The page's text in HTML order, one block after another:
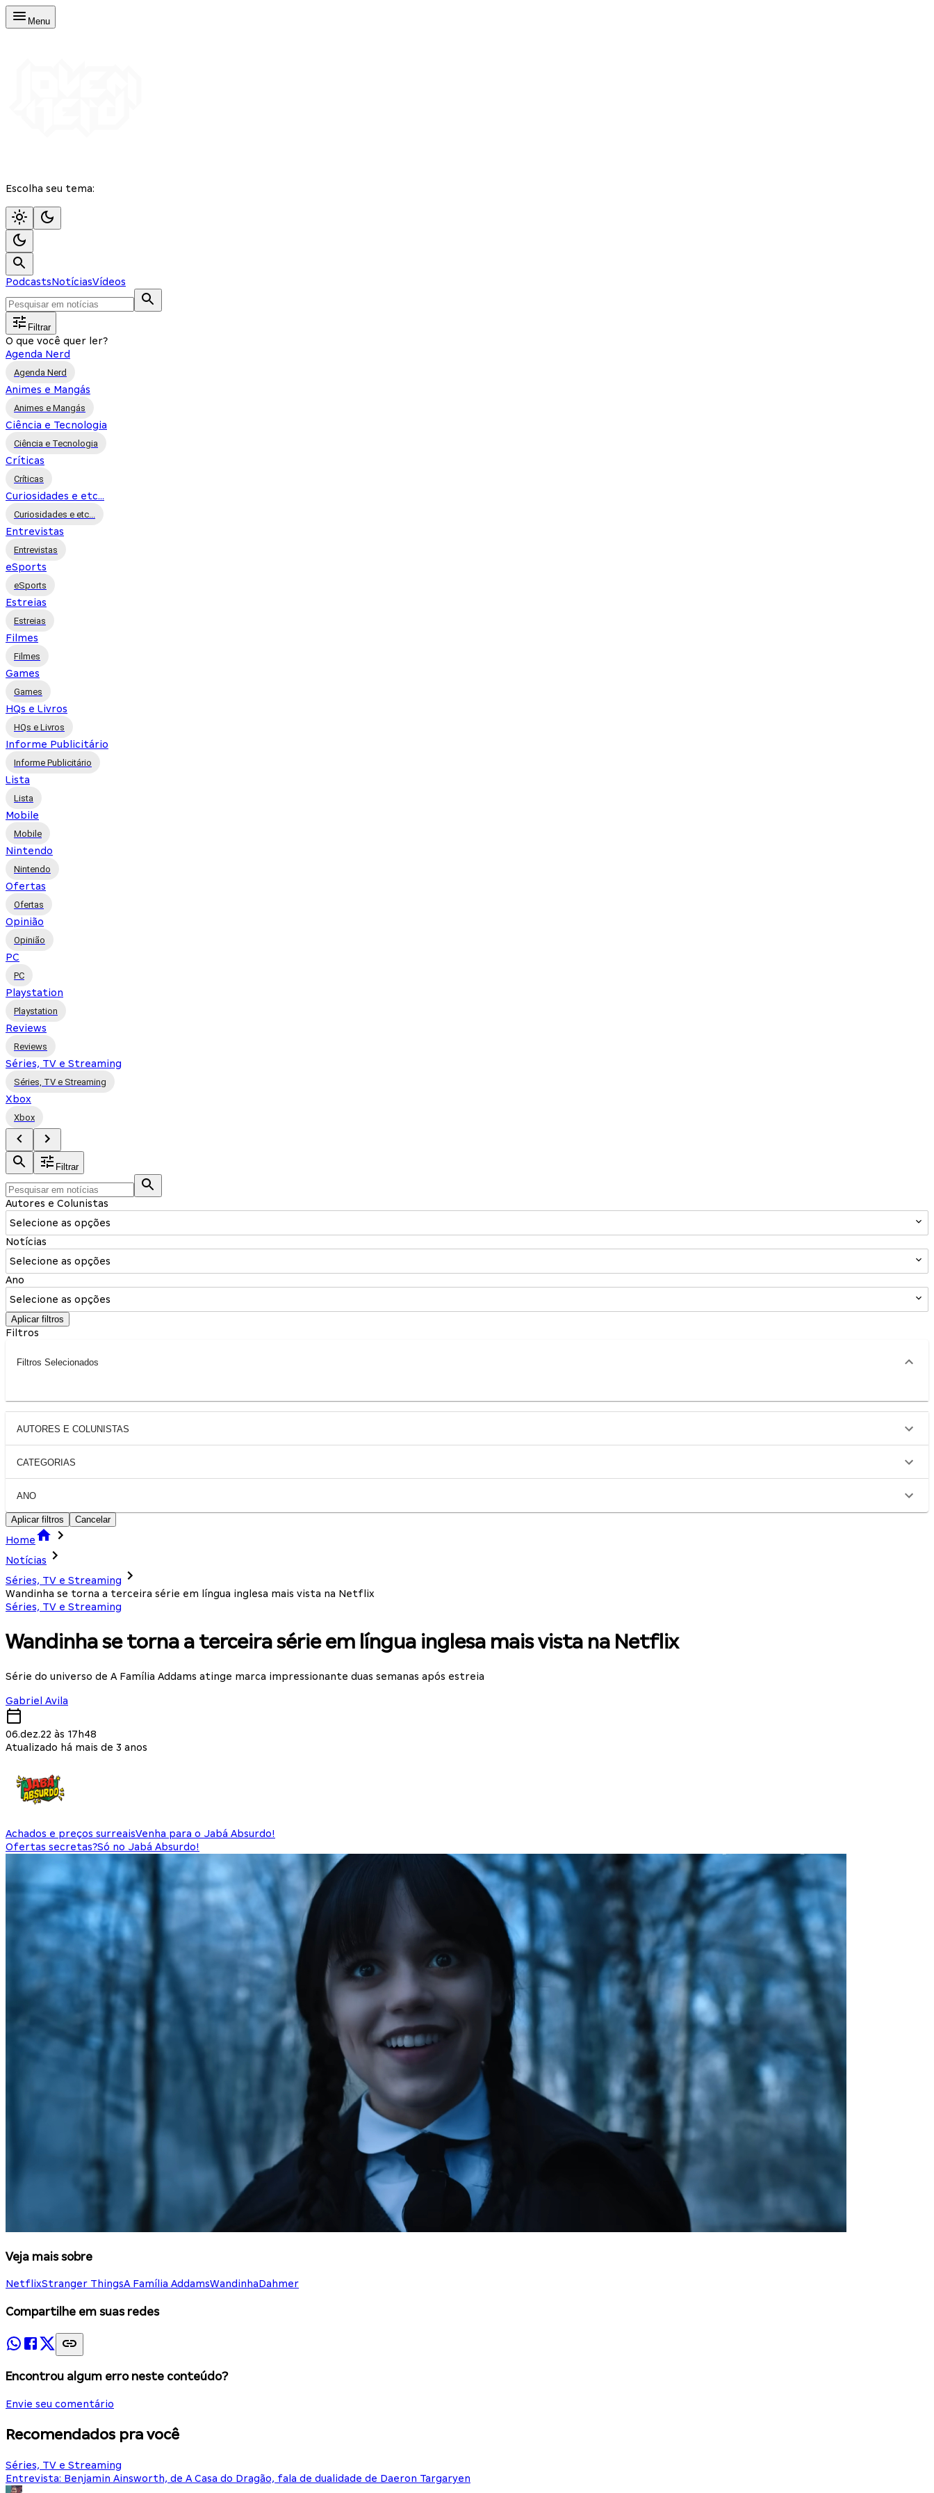
Menu
Escolha seu tema:
PodcastsNotíciasVídeos
Filtrar
O que você quer ler?
Agenda Nerd
Agenda Nerd
Animes e Mangás
Animes e Mangás
Ciência e Tecnologia
Ciência e Tecnologia
Críticas
Críticas
Curiosidades e etc...
Curiosidades e etc...
Entrevistas
Entrevistas
eSports
eSports
Estreias
Estreias
Filmes
Filmes
Games
Games
HQs e Livros
HQs e Livros
Informe Publicitário
Informe Publicitário
Lista
Lista
Mobile
Mobile
Nintendo
Nintendo
Ofertas
Ofertas
Opinião
Opinião
PC
PC
Playstation
Playstation
Reviews
Reviews
Séries, TV e Streaming
Séries, TV e Streaming
Xbox
Xbox
Filtrar
Autores e Colunistas
Selecione as opções
Notícias
Selecione as opções
Ano
Selecione as opções
Aplicar filtros
Filtros
Filtros Selecionados
AUTORES E COLUNISTAS
CATEGORIAS
ANO
Aplicar filtros Cancelar
Home
Notícias
Séries, TV e Streaming
Wandinha se torna a terceira série em língua inglesa mais vista na Netflix
Séries, TV e Streaming
Wandinha se torna a terceira série em língua inglesa mais vista na Netflix
Série do universo de A Família Addams atinge marca impressionante duas semanas após estreia
Gabriel Avila
06.dez.22 às 17h48
Atualizado há mais de 3 anos
Achados e preços surreaisVenha para o Jabá Absurdo!
Ofertas secretas?Só no Jabá Absurdo!
Veja mais sobre
NetflixStranger ThingsA Família AddamsWandinhaDahmer
Compartilhe em suas redes
Encontrou algum erro neste conteúdo?
Envie seu comentário
Recomendados pra você
Séries, TV e Streaming
Entrevista: Benjamin Ainsworth, de A Casa do Dragão, fala de dualidade de Daeron Targaryen